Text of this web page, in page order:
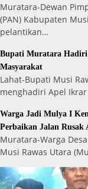
Muratara-Dewan
(PAN) Kabupaten
pelantikan…
Bupati Muratara Hadiri
Masyarakat
Lahat-Bupati Musi
menghadiri Apel
Warga Jadi Mulya I
Perbaikan Jalan
Muratara-Warga
Musi Rawas Utara